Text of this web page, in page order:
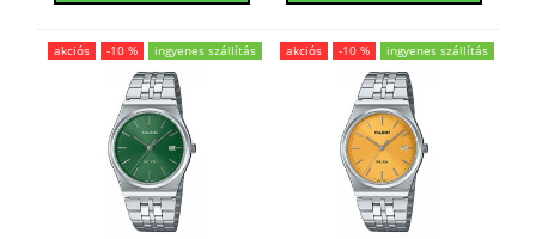
akciós -10 % ingyenes szállítás akciós -10 % ingyenes szállítás